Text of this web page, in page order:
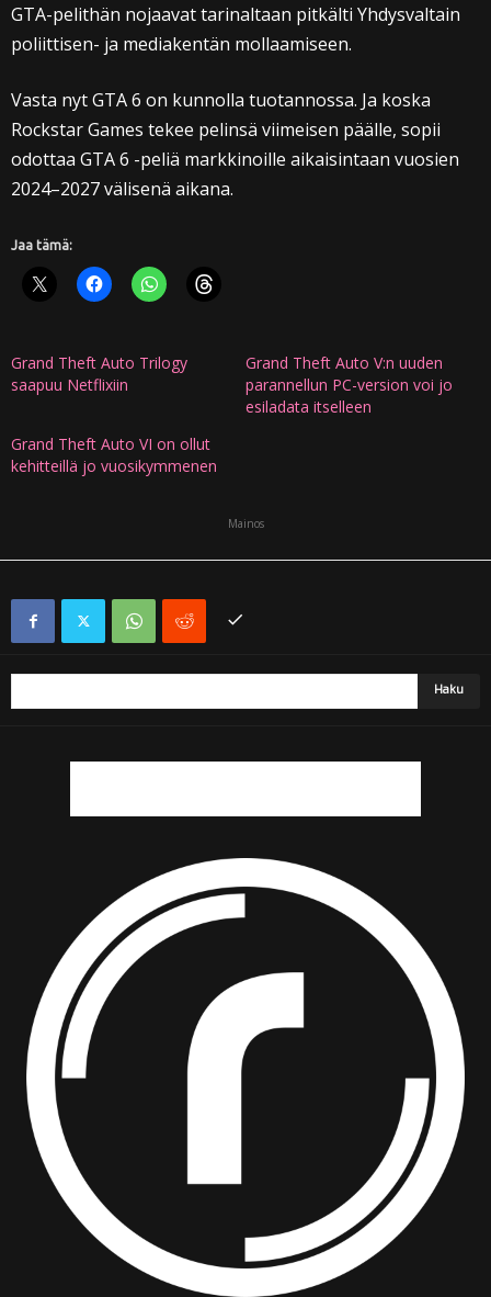
GTA-pelithän nojaavat tarinaltaan pitkälti Yhdysvaltain
poliittisen- ja mediakentän mollaamiseen.
Vasta nyt GTA 6 on kunnolla tuotannossa. Ja koska
Rockstar Games tekee pelinsä viimeisen päälle, sopii
odottaa GTA 6 -peliä markkinoille aikaisintaan vuosien
2024–2027 välisenä aikana.
Jaa tämä:
Grand Theft Auto Trilogy
saapuu Netflixiin
Grand Theft Auto V:n uuden
parannellun PC-version voi jo
esiladata itselleen
Grand Theft Auto VI on ollut
kehitteillä jo vuosikymmenen
Mainos